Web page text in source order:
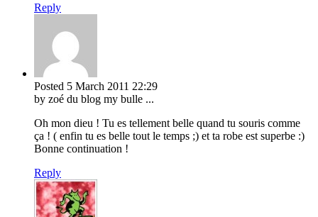
Reply
Posted 5 March 2011 22:29
by zoé du blog my bulle ...
Oh mon dieu ! Tu es tellement belle quand tu souris comme
ça ! ( enfin tu es belle tout le temps ;) et ta robe est superbe :)
Bonne continuation !
Reply